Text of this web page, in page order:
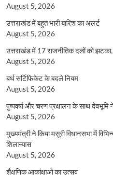
August 5, 2026
उत्तराखंड में बहुत भारी बारिश का अलर्ट
August 5, 2026
उत्तराखंड में 17 राजनीतिक दलों को
August 5, 2026
बर्थ सर्टिफिकेट के बदले नियम
August 5, 2026
पुष्पवर्षा और चरण प्रक्षालन के साथ
August 5, 2026
मुख्यमंत्री ने किया मसूरी विधानसभा में
शिलान्यास
August 5, 2026
शैक्षणिक आकांक्षाओं का उत्सव